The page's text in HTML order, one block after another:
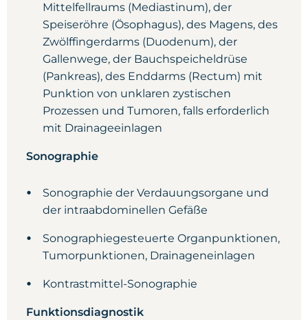
Mittelfellraums (Mediastinum), der
Speiseröhre (Ösophagus), des Magens, des
Zwölffingerdarms (Duodenum), der
Gallenwege, der Bauchspeicheldrüse
(Pankreas), des Enddarms (Rectum) mit
Punktion von unklaren zystischen
Prozessen und Tumoren, falls erforderlich
mit Drainageeinlagen
Sonographie
Sonographie der Verdauungsorgane und
der intraabdominellen Gefäße
Sonographiegesteuerte Organpunktionen,
Tumorpunktionen, Drainageneinlagen
Kontrastmittel-Sonographie
Funktionsdiagnostik